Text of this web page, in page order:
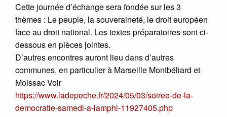
Cette journée d’échange sera fondée sur les 3
thèmes : Le peuple, la souveraineté, le droit européen
face au droit national. Les textes préparatoires sont ci-
dessous en pièces jointes.
D’autres encontres auront lieu dans d’autres
communes, en particulier à Marseille Montbéliard et
Moissac Voir
https://www.ladepeche.fr/2024/05/03/soiree-de-la-
democratie-samedi-a-lamphi-11927405.php